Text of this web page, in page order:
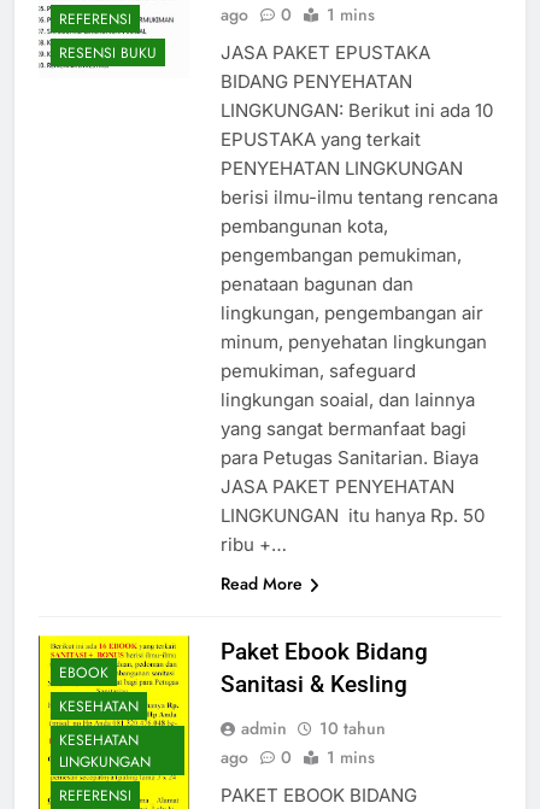
REFERENSI
RESENSI BUKU
ago
0 1 mins
JASA PAKET EPUSTAKA
BIDANG PENYEHATAN
LINGKUNGAN: Berikut ini ada 10
EPUSTAKA yang terkait
PENYEHATAN LINGKUNGAN
berisi ilmu-ilmu tentang rencana
pembangunan kota,
pengembangan pemukiman,
penataan bagunan dan
lingkungan, pengembangan air
minum, penyehatan lingkungan
pemukiman, safeguard
lingkungan soaial, dan lainnya
yang sangat bermanfaat bagi
para Petugas Sanitarian. ​Biaya
JASA PAKET PENYEHATAN
LINGKUNGAN itu hanya Rp. 50
ribu +…
Read More
EBOOK
KESEHATAN
KESEHATAN
LINGKUNGAN
REFERENSI
Paket Ebook Bidang
Sanitasi & Kesling
admin
10 tahun
ago
0 1 mins
PAKET EBOOK BIDANG